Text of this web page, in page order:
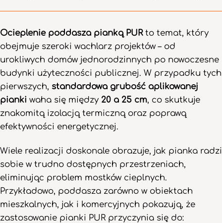
Ocieplenie poddasza pianką PURto temat, który
obejmuje szeroki wachlarz projektów – od
urokliwych domów jednorodzinnych po nowoczesne
budynki użyteczności publicznej. W przypadku tych
pierwszych, standardowa grubość aplikowanej
pianki waha się między 20 a 25 cm, co skutkuje
znakomitą izolacją termiczną oraz poprawą
efektywności energetycznej.
Wiele realizacji doskonale obrazuje, jak pianka radzi
sobie w trudno dostępnych przestrzeniach,
eliminując problem mostków cieplnych.
Przykładowo, poddasza zarówno w obiektach
mieszkalnych, jak i komercyjnych pokazują, że
zastosowanie pianki PUR przyczynia się do: